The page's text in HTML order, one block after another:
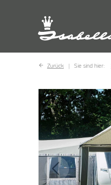
Zurück Sie sind hier: